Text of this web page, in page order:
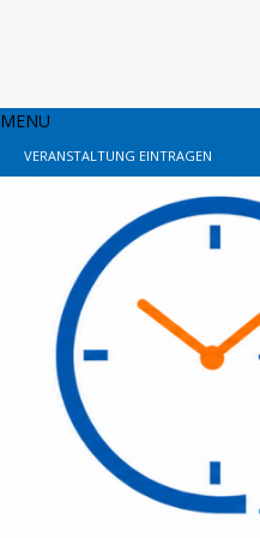
MENU
VERANSTALTUNG EINTRAGEN